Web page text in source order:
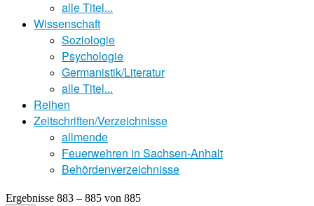
alle Titel...
Wissenschaft
Soziologie
Psychologie
Germanistik/Literatur
alle Titel...
Reihen
Zeitschriften/Verzeichnisse
allmende
Feuerwehren in Sachsen-Anhalt
Behördenverzeichnisse
Ergebnisse 883 – 885 von 885